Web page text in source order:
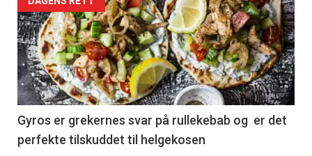
Gyros er grekernes svar på rullekebab og er det
perfekte tilskuddet til helgekosen